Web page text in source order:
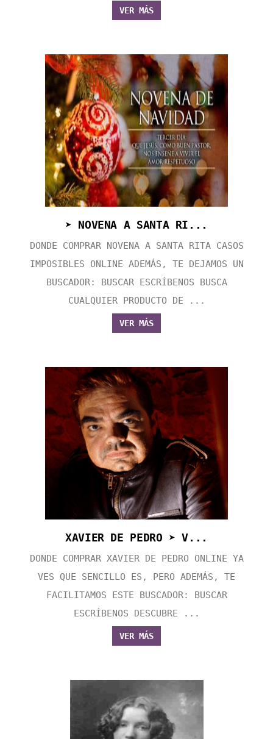
VER MÁS
➤ NOVENA A SANTA RI...
DONDE COMPRAR NOVENA A SANTA RITA CASOS
IMPOSIBLES ONLINE ADEMÁS, TE DEJAMOS UN
BUSCADOR: BUSCAR ESCRÍBENOS BUSCA
CUALQUIER PRODUCTO DE ...
VER MÁS
XAVIER DE PEDRO ➤ V...
DONDE COMPRAR XAVIER DE PEDRO ONLINE YA
VES QUE SENCILLO ES, PERO ADEMÁS, TE
FACILITAMOS ESTE BUSCADOR: BUSCAR
ESCRÍBENOS DESCUBRE ...
VER MÁS